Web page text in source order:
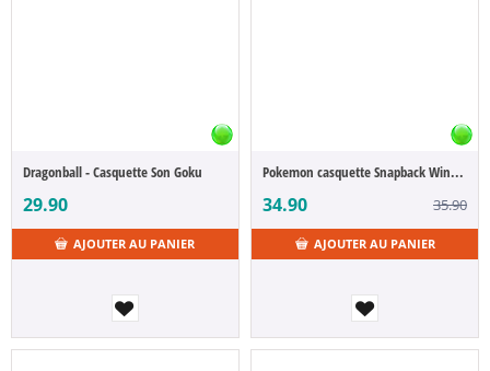
Dragonball - Casquette Son Goku
29.90
AJOUTER AU PANIER
Pokemon casquette Snapback Winking Evoli
34.90 35.90
AJOUTER AU PANIER